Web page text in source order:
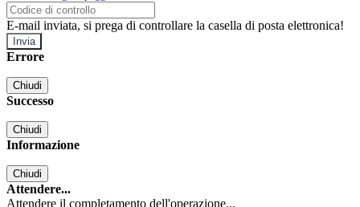
E-mail inviata, si prega di controllare la casella di posta elettronica!
Errore
Chiudi
Successo
Chiudi
Informazione
Chiudi
Attendere...
Attendere il completamento dell'operazione...